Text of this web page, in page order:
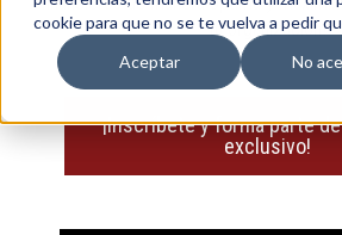
cookie para que no se te vuelva a pedir
Aceptar
No
tu organización!
¡Inscríbete y forma parte
exclusivo!